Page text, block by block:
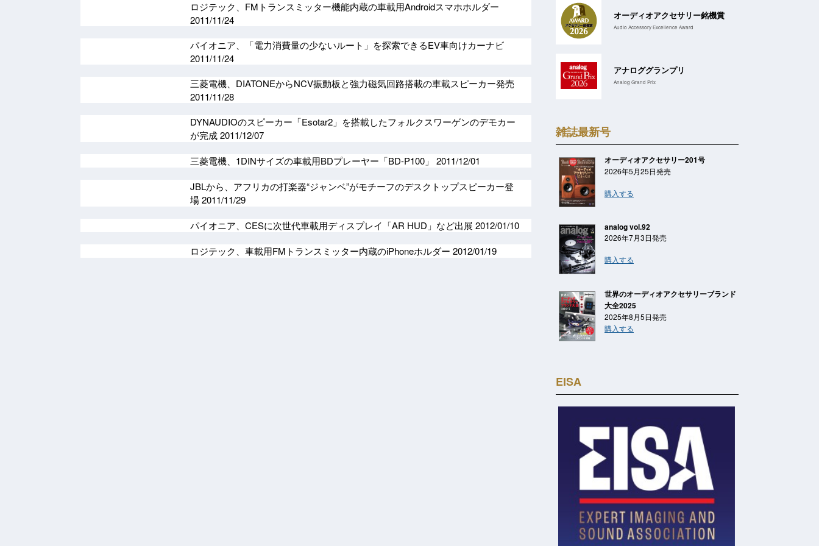
ロジテック、FMトランスミッター機能内蔵の車載用Androidスマホホルダー
2011/11/24
パイオニア、「電力消費量の少ないルート」を探索できるEV車向けカーナビ
2011/11/24
三菱電機、DIATONEからNCV振動板と強力磁気回路搭載の車載スピーカー発売
2011/11/28
DYNAUDIOのスピーカー「Esotar2」を搭載したフォルクスワーゲンのデモカー
が完成2011/12/07
三菱電機、1DINサイズの車載用BDプレーヤー「BD-P100」 2011/12/01
JBLから、アフリカの打楽器“ジャンベ”がモチーフのデスクトップスピーカー登
場2011/11/29
パイオニア、CESに次世代車載用ディスプレイ「AR HUD」など出展 2012/01/10
ロジテック、車載用FMトランスミッター内蔵のiPhoneホルダー 2012/01/19
オーディオアクセサリー銘機賞
Audio Accessory Excellence Award
アナロググランプリ
Analog Grand Prix
雑誌最新号
オーディオアクセサリー201号
2026年5月25日発売
購入する
analog vol.92
2026年7月3日発売
購入する
世界のオーディオアクセサリーブランド
大全2025
2025年8月5日発売
購入する
EISA